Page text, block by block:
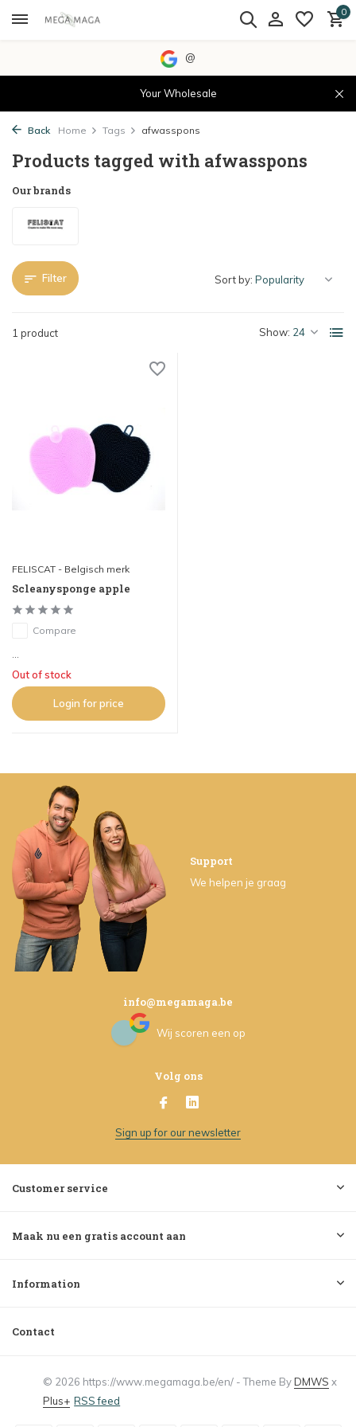
0
@
Your Wholesale
Back Home Tags afwasspons
Products tagged with afwasspons
Our brands
Filter
1 product Show:
Sort by:
FELISCAT - Belgisch merk
Scleanysponge apple
Compare
...
Out of stock
Login for price
Support
We helpen je graag
info@megamaga.be
Wij scoren een op
Volg ons
Sign up for our newsletter
Customer service
Maak nu een gratis account aan
Information
Contact
© 2026 https://www.megamaga.be/en/ - Theme ByDMWS x
Plus+ RSS feed